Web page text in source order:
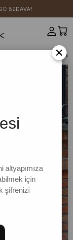
BEDAVA!
Müslin Volanlı Bluz &
×
altyapımıza
için
şifrenizi